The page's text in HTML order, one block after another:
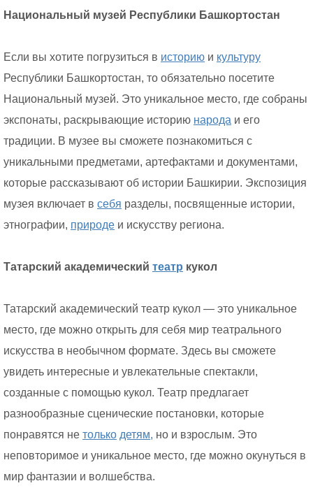
Национальный музей Республики Башкортостан
Если вы хотите погрузиться в историю и культуру
Республики Башкортостан, то обязательно посетите
Национальный музей. Это уникальное место, где собраны
экспонаты, раскрывающие историю народа и его
традиции. В музее вы сможете познакомиться с
уникальными предметами, артефактами и документами,
которые рассказывают об истории Башкирии. Экспозиция
музея включает в себя разделы, посвященные истории,
этнографии, природе и искусству региона.
Татарский академический театр кукол
Татарский академический театр кукол — это уникальное
место, где можно открыть для себя мир театрального
искусства в необычном формате. Здесь вы сможете
увидеть интересные и увлекательные спектакли,
созданные с помощью кукол. Театр предлагает
разнообразные сценические постановки, которые
понравятся не только детям, но и взрослым. Это
неповторимое и уникальное место, где можно окунуться в
мир фантазии и волшебства.